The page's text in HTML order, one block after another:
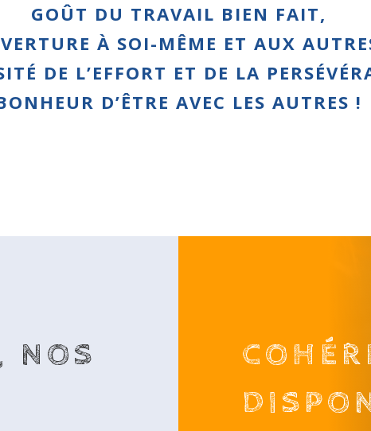
GOÛT DU TRAVAIL BIEN FAIT,
À SOI-MÊME ET AUX
DE L’EFFORT ET DE LA
D’ÊTRE AVEC LES AUTRES !
NOS